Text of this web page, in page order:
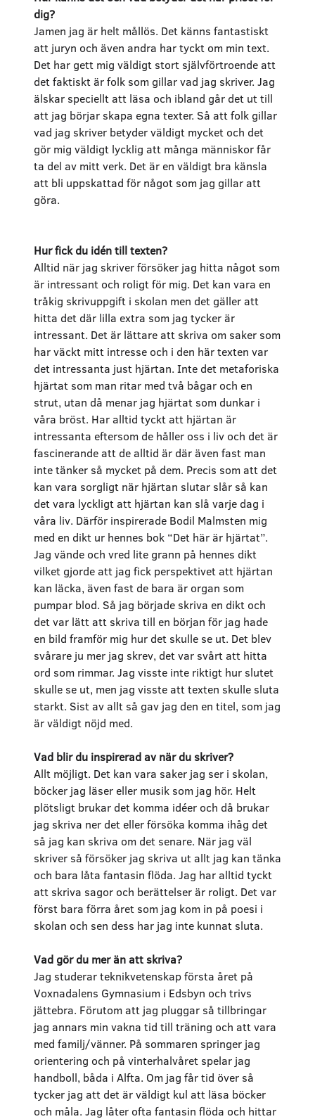
dig?
Jamen jag är helt mållös. Det känns fantastiskt
att juryn och även andra har tyckt om min text.
Det har gett mig väldigt stort självförtroende att
det faktiskt är folk som gillar vad jag skriver. Jag
älskar speciellt att läsa och ibland går det ut till
att jag börjar skapa egna texter. Så att folk gillar
vad jag skriver betyder väldigt mycket och det
gör mig väldigt lycklig att många människor får
ta del av mitt verk. Det är en väldigt bra känsla
att bli uppskattad för något som jag gillar att
göra.
Hur fick du idén till texten?
Alltid när jag skriver försöker jag hitta något som
är intressant och roligt för mig. Det kan vara en
tråkig skrivuppgift i skolan men det gäller att
hitta det där lilla extra som jag tycker är
intressant. Det är lättare att skriva om saker som
har väckt mitt intresse och i den här texten var
det intressanta just hjärtan. Inte det metaforiska
hjärtat som man ritar med två bågar och en
strut, utan då menar jag hjärtat som dunkar i
våra bröst. Har alltid tyckt att hjärtan är
intressanta eftersom de håller oss i liv och det är
fascinerande att de alltid är där även fast man
inte tänker så mycket på dem. Precis som att det
kan vara sorgligt när hjärtan slutar slår så kan
det vara lyckligt att hjärtan kan slå varje dag i
våra liv. Därför inspirerade Bodil Malmsten mig
med en dikt ur hennes bok “Det här är hjärtat”.
Jag vände och vred lite grann på hennes dikt
vilket gjorde att jag fick perspektivet att hjärtan
kan läcka, även fast de bara är organ som
pumpar blod. Så jag började skriva en dikt och
det var lätt att skriva till en början för jag hade
en bild framför mig hur det skulle se ut. Det blev
svårare ju mer jag skrev, det var svårt att hitta
ord som rimmar. Jag visste inte riktigt hur slutet
skulle se ut, men jag visste att texten skulle sluta
starkt. Sist av allt så gav jag den en titel, som jag
är väldigt nöjd med.
Vad blir du inspirerad av när du skriver?
Allt möjligt. Det kan vara saker jag ser i skolan,
böcker jag läser eller musik som jag hör. Helt
plötsligt brukar det komma idéer och då brukar
jag skriva ner det eller försöka komma ihåg det
så jag kan skriva om det senare. När jag väl
skriver så försöker jag skriva ut allt jag kan tänka
och bara låta fantasin flöda. Jag har alltid tyckt
att skriva sagor och berättelser är roligt. Det var
först bara förra året som jag kom in på poesi i
skolan och sen dess har jag inte kunnat sluta.
Vad gör du mer än att skriva?
Jag studerar teknikvetenskap första året på
Voxnadalens Gymnasium i Edsbyn och trivs
jättebra. Förutom att jag pluggar så tillbringar
jag annars min vakna tid till träning och att vara
med familj/vänner. På sommaren springer jag
orientering och på vinterhalvåret spelar jag
handboll, båda i Alfta. Om jag får tid över så
tycker jag att det är väldigt kul att läsa böcker
och måla. Jag låter ofta fantasin flöda och hittar